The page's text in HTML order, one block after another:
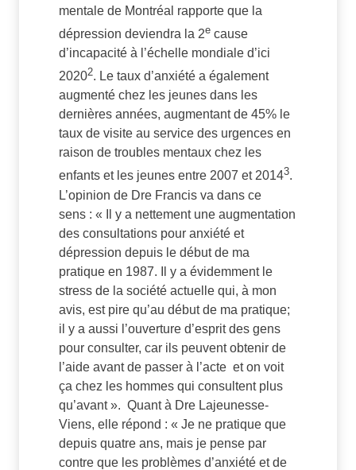
mentale de Montréal rapporte que la
dépression deviendra la 2e cause
d’incapacité à l’échelle mondiale d’ici
20202. Le taux d’anxiété a également
augmenté chez les jeunes dans les
dernières années, augmentant de 45% le
taux de visite au service des urgences en
raison de troubles mentaux chez les
enfants et les jeunes entre 2007 et 20143.
L’opinion de Dre Francis va dans ce
sens : « Il y a nettement une augmentation
des consultations pour anxiété et
dépression depuis le début de ma
pratique en 1987. Il y a évidemment le
stress de la société actuelle qui, à mon
avis, est pire qu’au début de ma pratique;
il y a aussi l’ouverture d’esprit des gens
pour consulter, car ils peuvent obtenir de
l’aide avant de passer à l’acte et on voit
ça chez les hommes qui consultent plus
qu’avant ». Quant à Dre Lajeunesse-
Viens, elle répond : « Je ne pratique que
depuis quatre ans, mais je pense par
contre que les problèmes d’anxiété et de